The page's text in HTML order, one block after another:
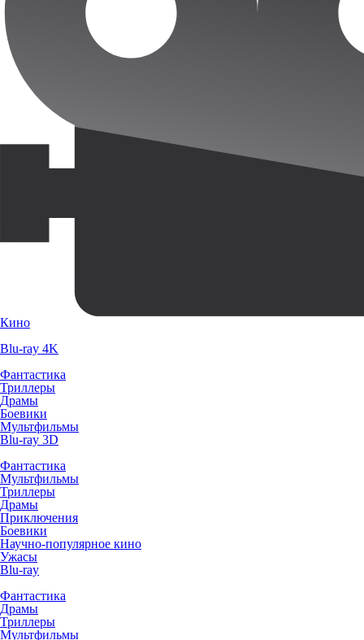
Кино
Blu-ray 4K
Фантастика
Триллеры
Драмы
Боевики
Мультфильмы
Blu-ray 3D
Фантастика
Мультфильмы
Триллеры
Драмы
Приключения
Боевики
Научно-популярное кино
Ужасы
Blu-ray
Фантастика
Драмы
Триллеры
Мультфильмы